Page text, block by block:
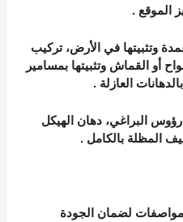
الموقع.
وتثبيتها في الأرض، تركيب
أو القماش وتثبيتها بمسامير
العازلة.
البراغي، دهان الهيكل
المظلة بالكامل.
لضمان الجودة